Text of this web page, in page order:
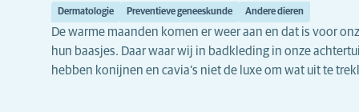
Dermatologie Preventieve geneeskunde Andere dieren
De warme maanden komen er weer aan en dat is voor
hun baasjes. Daar waar wij in badkleding in onze
hebben konijnen en cavia’s niet de luxe om wat uit te